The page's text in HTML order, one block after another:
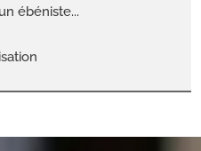
ébéniste...